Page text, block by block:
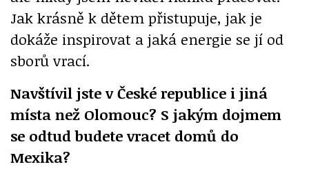
Jak krásně k dětem přistupuje, jak je
dokáže inspirovat a jaká energie se jí od
sborů vrací.
Navštívil jste v České republice i jiná
místa než Olomouc? S jakým dojmem
se odtud budete vracet domů do
Mexika?